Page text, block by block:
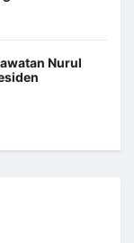
Nurul